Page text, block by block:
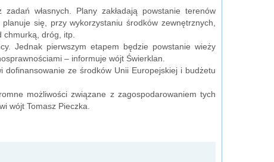
własnych. Plany zakładają powstanie terenów
się, przy wykorzystaniu środków zewnętrznych,
chmurką, dróg, itp.
Jednak pierwszym etapem będzie powstanie wieży
– informuje wójt Świerklan.
dofinansowanie ze środków Unii Europejskiej i budżetu
możliwości związane z zagospodarowaniem tych
wójt Tomasz Pieczka.